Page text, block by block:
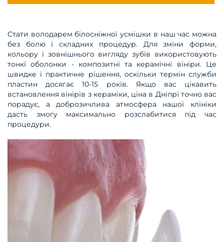
Стати володарем білосніжної усмішки в наш час можна
без болю і складних процедур. Для зміни форми,
кольору і зовнішнього вигляду зубів використовують
тонкі оболонки - композитні та керамічні вініри. Це
швидке і практичне рішення, оскільки термін служби
пластин досягає 10-15 років. Якщо вас цікавить
встановлення вінірів з кераміки, ціна в Дніпрі точно вас
порадує, а доброзичлива атмосфера нашої клініки
дасть змогу максимально розслабитися під час
процедури.